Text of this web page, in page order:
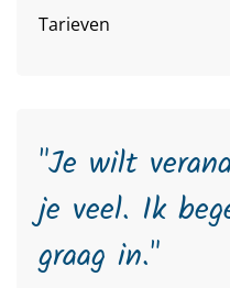
Tarieven
"Je wilt
je veel. Ik
graag in."